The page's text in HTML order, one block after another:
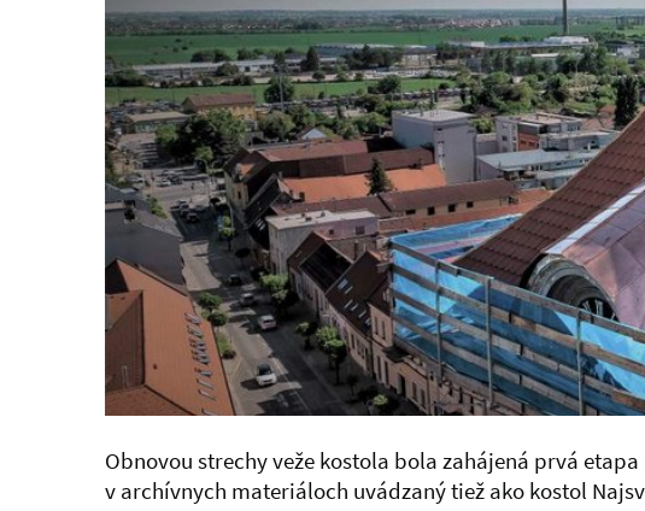
Obnovou strechy veže kostola bola zahájená prvá
v archívnych materiáloch uvádzaný tiež ako kostol